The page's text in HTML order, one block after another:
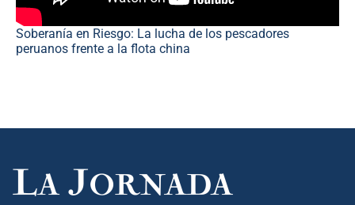
Soberanía en Riesgo: La lucha de los pescadores
peruanos frente a la flota china